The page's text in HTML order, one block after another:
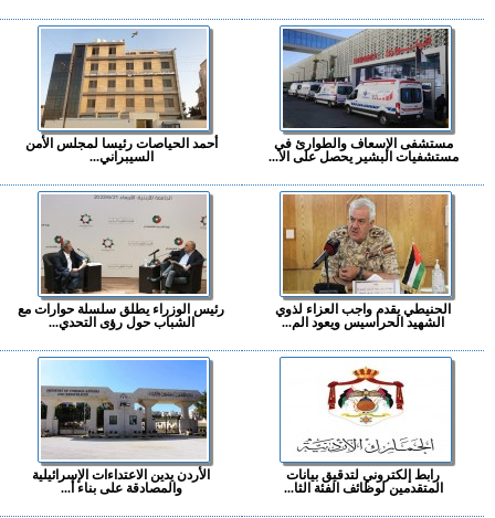
مستشفى الإسعاف والطوارئ في
مستشفيات البشير يحصل على الا...
أحمد الحياصات رئيسا لمجلس الأمن
السيبراني...
الحنيطي يقدم واجب العزاء لذوي
الشهيد الحراسيس ويعود الم...
رئيس الوزراء يطلق سلسلة حوارات مع
الشباب حول رؤى التحدي...
رابط إلكتروني لتدقيق بيانات
المتقدمين لوظائف الفئة الثا...
الأردن يدين الاعتداءات الإسرائيلية
والمصادقة على بناء أ...